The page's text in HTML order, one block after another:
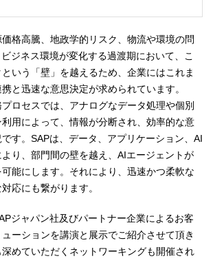
格高騰、地政学的リスク、物流や環境の問
ジネス環境が変化する過渡期において、こ
いう「壁」を越えるため、企業にはこれま
と迅速な意思決定が求められています。
ロセスでは、アナログなデータ処理や個別
用によって、情報が分断され、効率的な意
す。SAPは、データ、アプリケーション、AI
り、部門間の壁を越え、AIエージェントが
能にします。それにより、迅速かつ柔軟な
応にも繋がります。
ジャパン社及びパートナー企業によるお客
ーションを講演と展示でご紹介させて頂き
めていただくネットワーキングも開催され